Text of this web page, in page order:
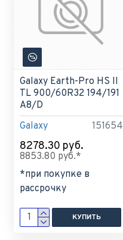
Galaxy 151654
Galaxy Earth-Pro HS II
TL 900/60R32 194/191
A8/D
8278.30 руб.
8853.80 руб.*
*при покупке в
рассрочку
КУПИТЬ